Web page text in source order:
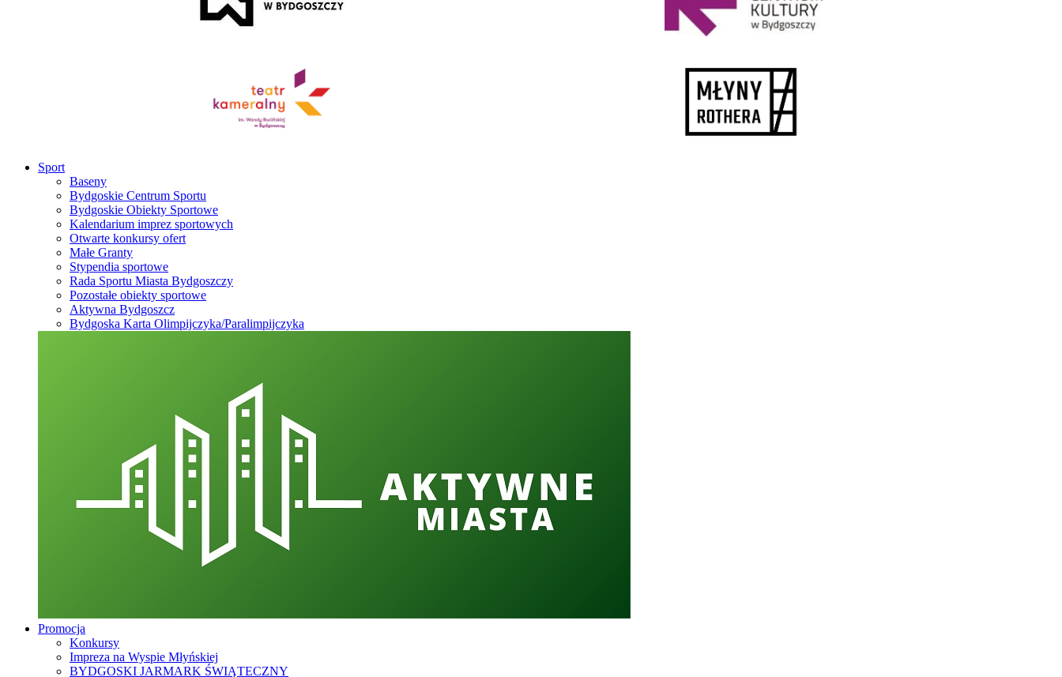
Sport
Baseny
Bydgoskie Centrum Sportu
Bydgoskie Obiekty Sportowe
Kalendarium imprez sportowych
Otwarte konkursy ofert
Małe Granty
Stypendia sportowe
Rada Sportu Miasta Bydgoszczy
Pozostałe obiekty sportowe
Aktywna Bydgoszcz
Bydgoska Karta Olimpijczyka/Paralimpijczyka
Promocja
Konkursy
Impreza na Wyspie Młyńskiej
BYDGOSKI JARMARK ŚWIĄTECZNY